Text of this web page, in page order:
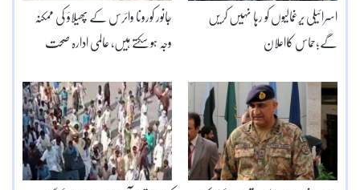
جانور کورونا وائرس کے پھیلاؤ کی ممکنہ
وجہ ہو سکتے ہیں، عالمی ادارہ صحت
اسرائیلی یرغمالیوں کو رہا نہیں کریں
گے؛حماس کااعلان